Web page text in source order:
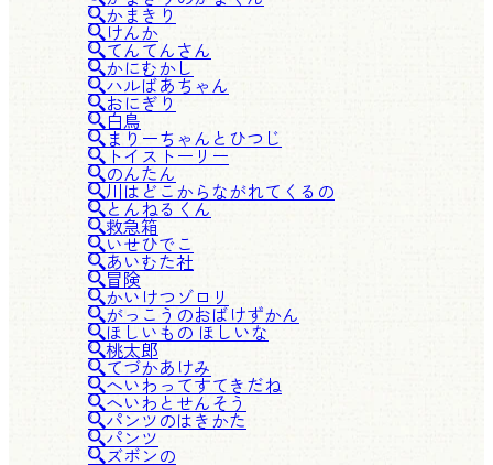
かまきり
けんか
てんてんさん
かにむかし
ハルばあちゃん
おにぎり
白鳥
まりーちゃんとひつじ
トイストーリー
のんたん
川はどこからながれてくるの
とんねるくん
救急箱
いせひでこ
あいむた社
冒険
かいけつゾロリ
がっこうのおばけずかん
ほしいもの ほしいな
桃太郎
てづかあけみ
へいわってすてきだね
へいわとせんそう
パンツのはきかた
パンツ
ズボンの